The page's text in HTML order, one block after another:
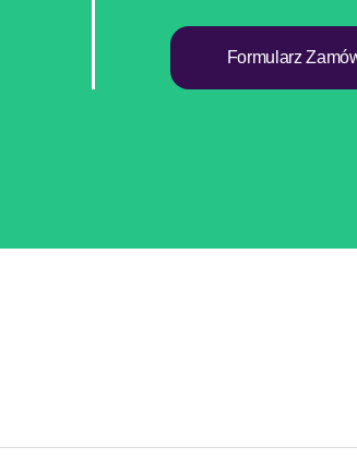
Formularz